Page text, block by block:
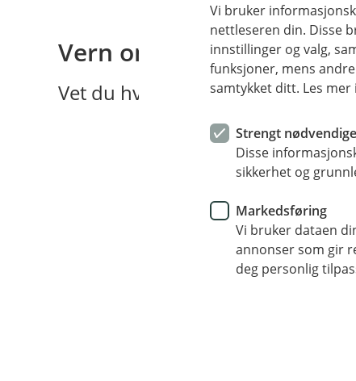
Vern om din BankID
Vet du hvilke konsekvenser det
Vi bruker
nettleseren din. Disse
innstillinger og valg,
funksjoner, mens
samtykket ditt. Les
Strengt
Disse
sikkerhet og
Markedsføring
Vi bruker dataen
annonser som gir
deg personlig